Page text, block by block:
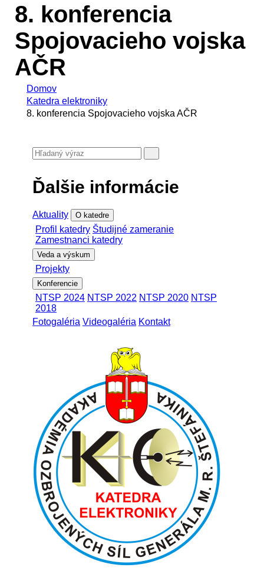
8. konferencia
Spojovacieho vojska
AČR
Domov
Katedra elektroniky
8. konferencia Spojovacieho vojska AČR
Ďalšie informácie
Aktuality O katedre
Profil katedry Študijné zameranie
Zamestnanci katedry
Veda a výskum
Projekty
Konferencie
NTSP 2024 NTSP 2022 NTSP 2020 NTSP
2018
Fotogaléria Videogaléria Kontakt